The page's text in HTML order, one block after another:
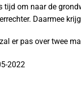
tijd om naar de
Daarmee
er pas over twee
2022